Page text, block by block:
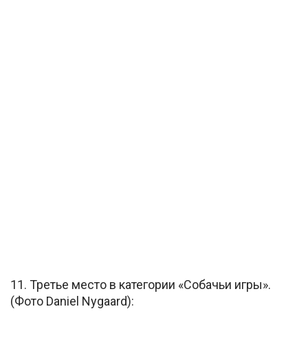
11. Третье место в категории «Собачьи игры».
(Фото Daniel Nygaard):